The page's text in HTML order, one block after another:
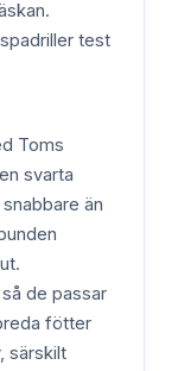
test
Toms
svarta
än
de passar
fötter
särskilt